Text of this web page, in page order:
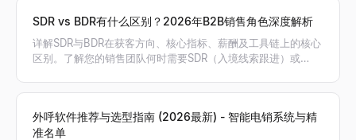
SDR vs BDR有什么区别？2026年B2B销售角色深度解析
详解SDR与BDR在获客方向、核心指标、薪酬及工具链上的核心
区别。了解您的销售团队何时需要SDR（入境线索跟进）或
外呼软件推荐与选型指南 (2026最新) - 智能电销系统与精
准名单